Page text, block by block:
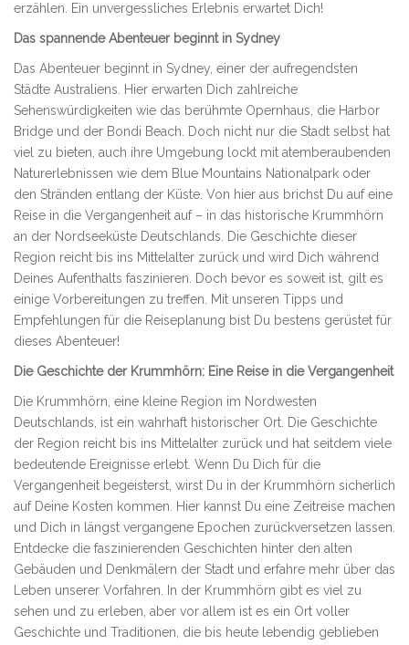
erzählen. Ein unvergessliches Erlebnis erwartet Dich!
Das spannende Abenteuer beginnt in Sydney
Das Abenteuer beginnt in Sydney, einer der aufregendsten
Städte Australiens. Hier erwarten Dich zahlreiche
Sehenswürdigkeiten wie das berühmte Opernhaus, die Harbor
Bridge und der Bondi Beach. Doch nicht nur die Stadt selbst hat
viel zu bieten, auch ihre Umgebung lockt mit atemberaubenden
Naturerlebnissen wie dem Blue Mountains Nationalpark oder
den Stränden entlang der Küste. Von hier aus brichst Du auf eine
Reise in die Vergangenheit auf – in das historische Krummhörn
an der Nordseeküste Deutschlands. Die Geschichte dieser
Region reicht bis ins Mittelalter zurück und wird Dich während
Deines Aufenthalts faszinieren. Doch bevor es soweit ist, gilt es
einige Vorbereitungen zu treffen. Mit unseren Tipps und
Empfehlungen für die Reiseplanung bist Du bestens gerüstet für
dieses Abenteuer!
Die Geschichte der Krummhörn: Eine Reise in die Vergangenheit
Die Krummhörn, eine kleine Region im Nordwesten
Deutschlands, ist ein wahrhaft historischer Ort. Die Geschichte
der Region reicht bis ins Mittelalter zurück und hat seitdem viele
bedeutende Ereignisse erlebt. Wenn Du Dich für die
Vergangenheit begeisterst, wirst Du in der Krummhörn sicherlich
auf Deine Kosten kommen. Hier kannst Du eine Zeitreise machen
und Dich in längst vergangene Epochen zurückversetzen lassen.
Entdecke die faszinierenden Geschichten hinter den alten
Gebäuden und Denkmälern der Stadt und erfahre mehr über das
Leben unserer Vorfahren. In der Krummhörn gibt es viel zu
sehen und zu erleben, aber vor allem ist es ein Ort voller
Geschichte und Traditionen, die bis heute lebendig geblieben